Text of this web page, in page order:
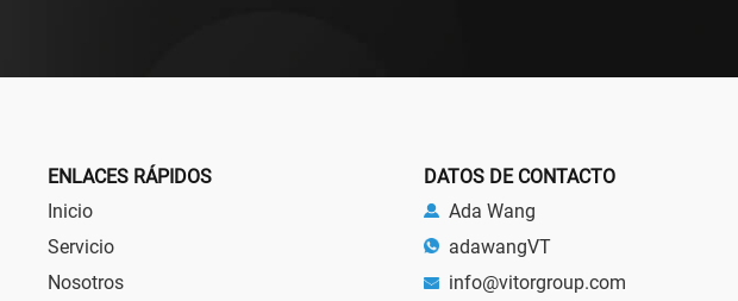
ENLACES RÁPIDOS
Inicio
Servicio
Nosotros
DATOS DE CONTACTO
Ada Wang
adawangVT
info@vitorgroup.com